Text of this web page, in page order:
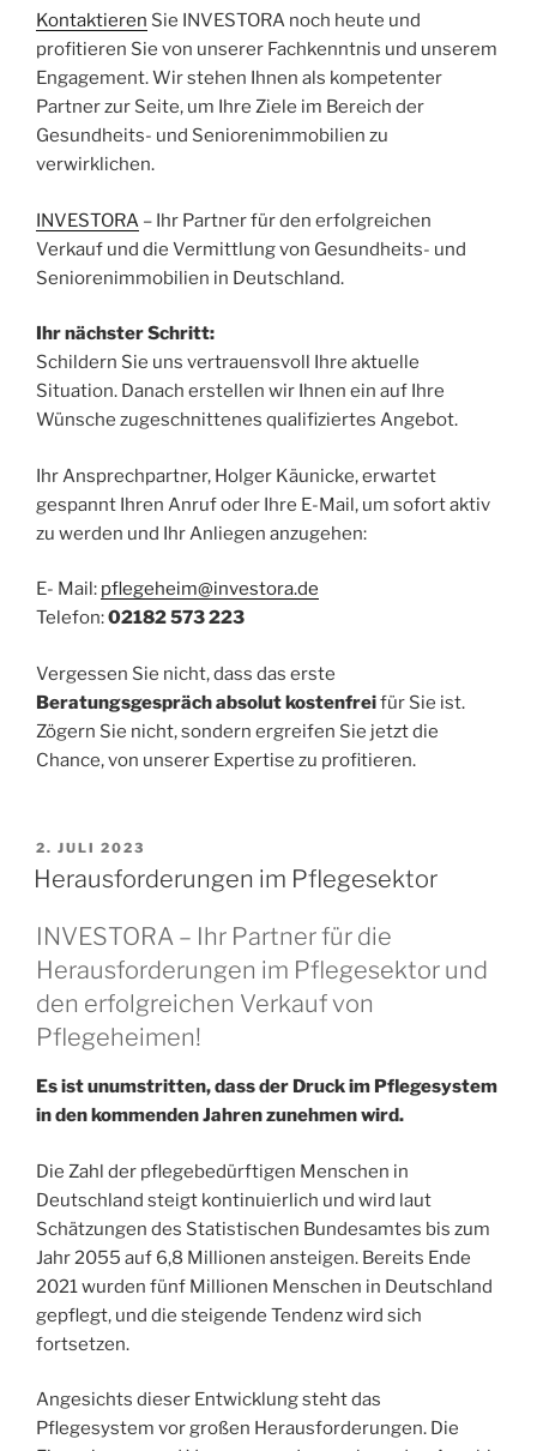
Kontaktieren Sie INVESTORA noch heute und
profitieren Sie von unserer Fachkenntnis und unserem
Engagement. Wir stehen Ihnen als kompetenter
Partner zur Seite, um Ihre Ziele im Bereich der
Gesundheits- und Seniorenimmobilien zu
verwirklichen.
INVESTORA – Ihr Partner für den erfolgreichen
Verkauf und die Vermittlung von Gesundheits- und
Seniorenimmobilien in Deutschland.
Ihr nächster Schritt:
Schildern Sie uns vertrauensvoll Ihre aktuelle
Situation. Danach erstellen wir Ihnen ein auf Ihre
Wünsche zugeschnittenes qualifiziertes Angebot.
Ihr Ansprechpartner, Holger Käunicke, erwartet
gespannt Ihren Anruf oder Ihre E-Mail, um sofort aktiv
zu werden und Ihr Anliegen anzugehen:
E- Mail: pflegeheim@investora.de
Telefon:02182 573 223
Vergessen Sie nicht, dass das erste
Beratungsgespräch absolut kostenfreifür Sie ist.
Zögern Sie nicht, sondern ergreifen Sie jetzt die
Chance, von unserer Expertise zu profitieren.
VERÖFFENTLICHT
AM
2. JULI 2023
Herausforderungen im Pflegesektor
INVESTORA – Ihr Partner für die
Herausforderungen im Pflegesektor und
den erfolgreichen Verkauf von
Pflegeheimen!
Es ist unumstritten, dass der Druck im Pflegesystem
in den kommenden Jahren zunehmen wird.
Die Zahl der pflegebedürftigen Menschen in
Deutschland steigt kontinuierlich und wird laut
Schätzungen des Statistischen Bundesamtes bis zum
Jahr 2055 auf 6,8 Millionen ansteigen. Bereits Ende
2021 wurden fünf Millionen Menschen in Deutschland
gepflegt, und die steigende Tendenz wird sich
fortsetzen.
Angesichts dieser Entwicklung steht das
Pflegesystem vor großen Herausforderungen. Die